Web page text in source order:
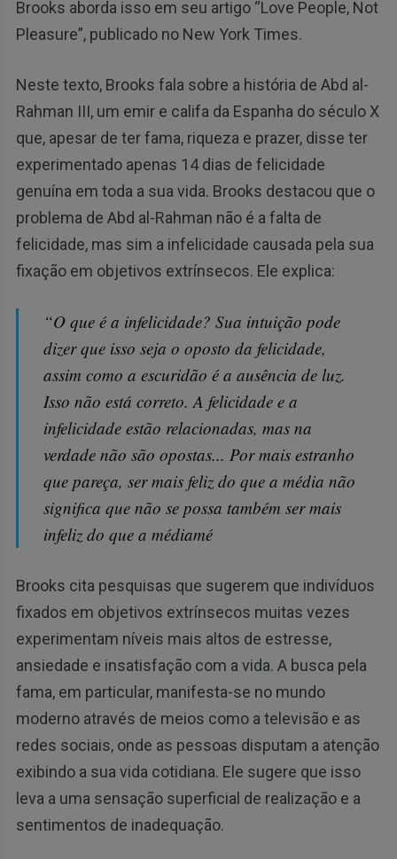
Brooks aborda isso em seu artigo “Love People, Not
Pleasure”, publicado no New York Times.
Neste texto, Brooks fala sobre a história de Abd al-
Rahman III, um emir e califa da Espanha do século X
que, apesar de ter fama, riqueza e prazer, disse ter
experimentado apenas 14 dias de felicidade
genuína em toda a sua vida. Brooks destacou que o
problema de Abd al-Rahman não é a falta de
felicidade, mas sim a infelicidade causada pela sua
fixação em objetivos extrínsecos. Ele explica:
“O que é a infelicidade? Sua intuição pode
dizer que isso seja o oposto da felicidade,
assim como a escuridão é a ausência de luz.
Isso não está correto. A felicidade e a
infelicidade estão relacionadas, mas na
verdade não são opostas... Por mais estranho
que pareça, ser mais feliz do que a média não
significa que não se possa também ser mais
infeliz do que a médiamé
Brooks cita pesquisas que sugerem que indivíduos
fixados em objetivos extrínsecos muitas vezes
experimentam níveis mais altos de estresse,
ansiedade e insatisfação com a vida. A busca pela
fama, em particular, manifesta-se no mundo
moderno através de meios como a televisão e as
redes sociais, onde as pessoas disputam a atenção
exibindo a sua vida cotidiana. Ele sugere que isso
leva a uma sensação superficial de realização e a
sentimentos de inadequação.